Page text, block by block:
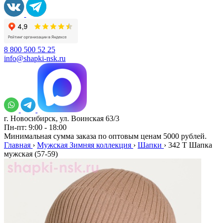
8 800 500 52 25
info@shapki-nsk.ru
г. Новосибирск, ул. Воинская 63/3
Пн-пт: 9:00 - 18:00
Минимальная сумма заказа по оптовым ценам 5000 рублей.
Главная › Мужская Зимняя коллекция › Шапки › 342 T Шапка
мужская (57-59)